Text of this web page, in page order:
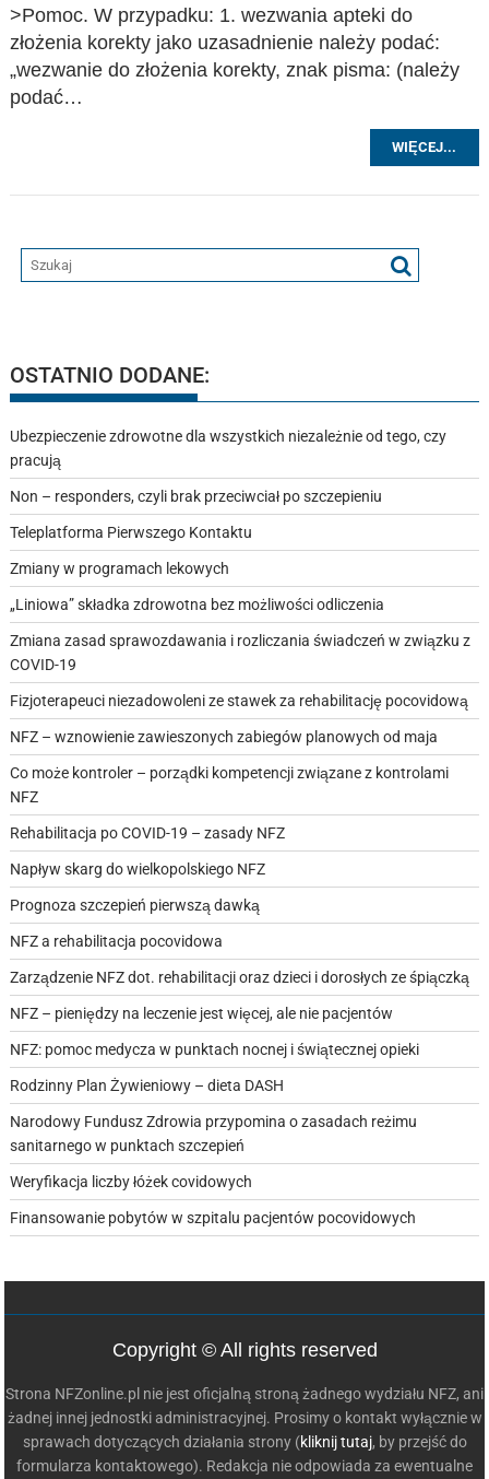
>Pomoc. W przypadku: 1. wezwania apteki do
złożenia korekty jako uzasadnienie należy podać:
„wezwanie do złożenia korekty, znak pisma: (należy
podać…
WIĘCEJ...
OSTATNIO DODANE:
Ubezpieczenie zdrowotne dla wszystkich niezależnie od tego, czy
pracują
Non – responders, czyli brak przeciwciał po szczepieniu
Teleplatforma Pierwszego Kontaktu
Zmiany w programach lekowych
„Liniowa” składka zdrowotna bez możliwości odliczenia
Zmiana zasad sprawozdawania i rozliczania świadczeń w związku z
COVID-19
Fizjoterapeuci niezadowoleni ze stawek za rehabilitację pocovidową
NFZ – wznowienie zawieszonych zabiegów planowych od maja
Co może kontroler – porządki kompetencji związane z kontrolami
NFZ
Rehabilitacja po COVID-19 – zasady NFZ
Napływ skarg do wielkopolskiego NFZ
Prognoza szczepień pierwszą dawką
NFZ a rehabilitacja pocovidowa
Zarządzenie NFZ dot. rehabilitacji oraz dzieci i dorosłych ze śpiączką
NFZ – pieniędzy na leczenie jest więcej, ale nie pacjentów
NFZ: pomoc medycza w punktach nocnej i świątecznej opieki
Rodzinny Plan Żywieniowy – dieta DASH
Narodowy Fundusz Zdrowia przypomina o zasadach reżimu
sanitarnego w punktach szczepień
Weryfikacja liczby łóżek covidowych
Finansowanie pobytów w szpitalu pacjentów pocovidowych
Copyright © All rights reserved
Strona NFZonline.pl nie jest oficjalną stroną żadnego wydziału NFZ, ani
żadnej innej jednostki administracyjnej. Prosimy o kontakt wyłącznie w
sprawach dotyczących działania strony (kliknij tutaj, by przejść do
formularza kontaktowego). Redakcja nie odpowiada za ewentualne